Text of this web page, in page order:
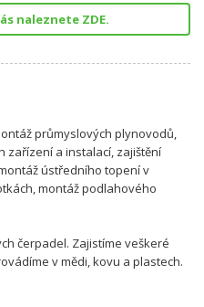
naleznete ZDE.
průmyslových plynovodů,
zařízení a instalací, zajištění
ústředního topení v
montáž podlahového
čerpadel. Zajistíme veškeré
v mědi, kovu a plastech.